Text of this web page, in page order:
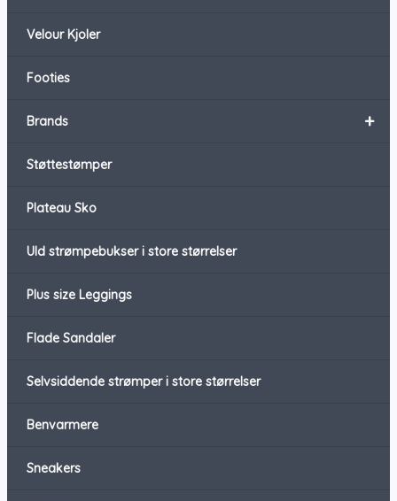
Velour Kjoler
Footies
+
Brands
Støttestømper
Plateau Sko
Uld strømpebukser i store størrelser
Plus size Leggings
Flade Sandaler
Selvsiddende strømper i store størrelser
Benvarmere
Sneakers